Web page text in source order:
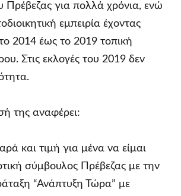
Πρέβεζας για πολλά χρόνια, ενώ
εμπειρία έχοντας
2014 έως το 2019 τοπική
Στις εκλογές του 2019 δεν
της αναφέρει:
και τιμή για μένα να είμαι
σύμβουλος Πρέβεζας με την
“Ανάπτυξη Τώρα” με